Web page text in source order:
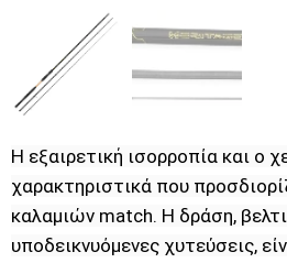
Η εξαιρετική ισορροπία και ο
χαρακτηριστικά που
καλαμιών match. Η δράση,
υποδεικνυόμενες χυτεύσεις,